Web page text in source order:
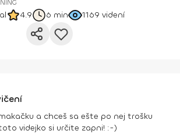
4.9 6 min 1169 videní
a chceš sa ešte po nej trošku
videjko si určite zapni! :-)